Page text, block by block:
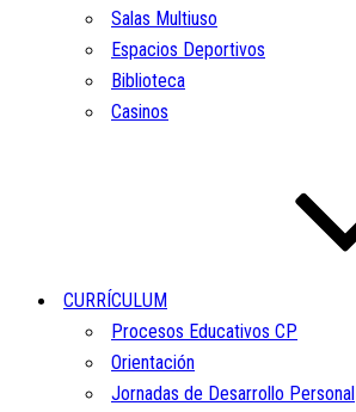
Salas Multiuso
Espacios Deportivos
Biblioteca
Casinos
CURRÍCULUM
Procesos Educativos CP
Orientación
Jornadas de Desarrollo Personal